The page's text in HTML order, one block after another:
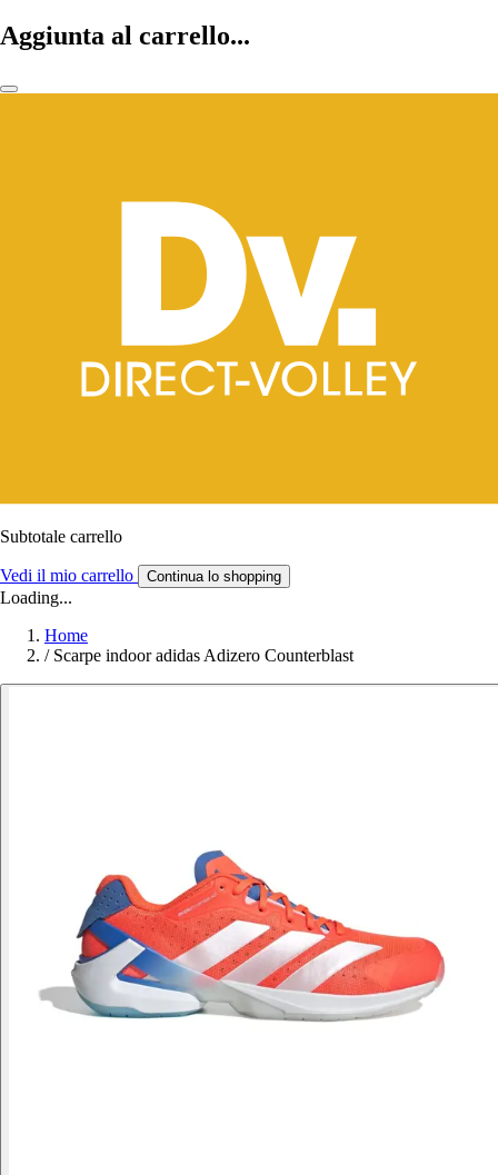
Aggiunta al carrello...
Subtotale carrello
Vedi il mio carrello Continua lo shopping
Loading...
Home
/ Scarpe indoor adidas Adizero Counterblast